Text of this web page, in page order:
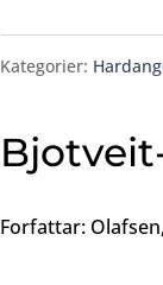
Kategorier:
Forfattar: